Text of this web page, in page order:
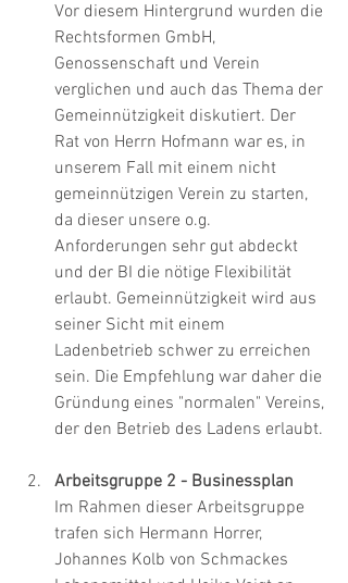
Vor diesem Hintergrund wurden die
Rechtsformen GmbH,
Genossenschaft und Verein
verglichen und auch das Thema der
Gemeinnützigkeit diskutiert. Der
Rat von Herrn Hofmann war es, in
unserem Fall mit einem nicht
gemeinnützigen Verein zu starten,
da dieser unsere o.g.
Anforderungen sehr gut abdeckt
und der BI die nötige Flexibilität
erlaubt. Gemeinnützigkeit wird aus
seiner Sicht mit einem
Ladenbetrieb schwer zu erreichen
sein. Die Empfehlung war daher die
Gründung eines "normalen" Vereins,
der den Betrieb des Ladens erlaubt.
Arbeitsgruppe 2 - Businessplan
Im Rahmen dieser Arbeitsgruppe
trafen sich Hermann Horrer,
Johannes Kolb von Schmackes